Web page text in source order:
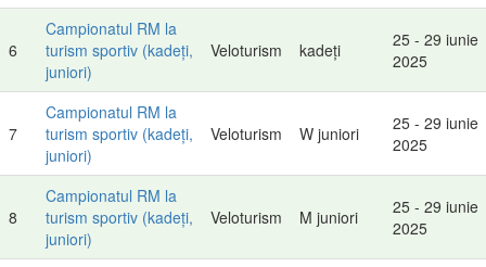
6
Campionatul RM la
turism sportiv (kadeți,
juniori)
Veloturism kadeți
25 - 29 iunie
2025
7
Campionatul RM la
turism sportiv (kadeți,
juniori)
Veloturism W juniori
25 - 29 iunie
2025
8
Campionatul RM la
turism sportiv (kadeți,
juniori)
Veloturism M juniori
25 - 29 iunie
2025